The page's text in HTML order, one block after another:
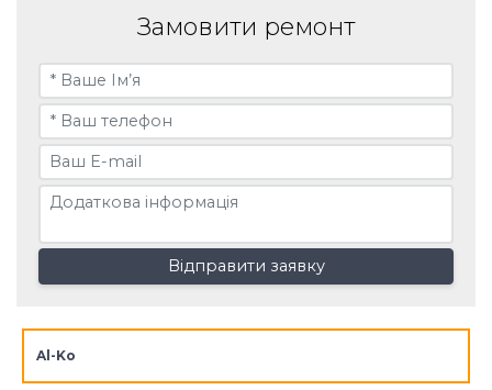
Al-Ko
Замовити ремонт
Відправити заявку